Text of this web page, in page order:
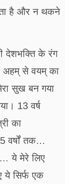
है और न थकने
देशभक्ति के रंग
अहम् से वयम् का
सुख बन गया
13 वर्ष
का
वर्षों तक…
ये मेरे लिए
ये सिर्फ एक